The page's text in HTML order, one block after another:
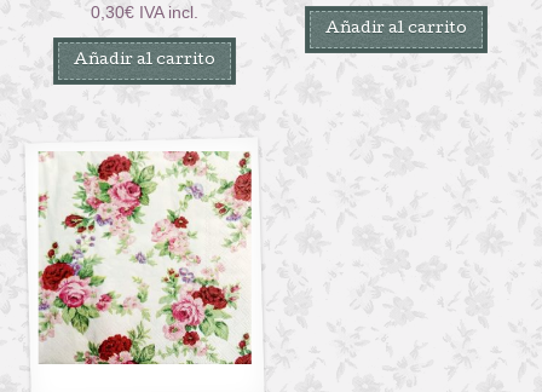
0,30€ IVA incl.
Añadir al carrito
Añadir al carrito